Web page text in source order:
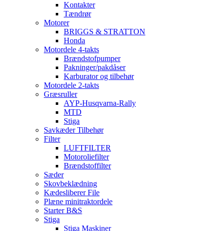
Kontakter
Tændrør
Motorer
BRIGGS & STRATTON
Honda
Motordele 4-takts
Brændstofpumper
Pakninger/pakdåser
Karburator og tilbehør
Motordele 2-takts
Græsruller
AYP-Husqvarna-Rally
MTD
Stiga
Savkæder Tilbehør
Filter
LUFTFILTER
Motoroliefilter
Brændstoffilter
Sæder
Skovbeklædning
Kædesliberer File
Plæne minitraktordele
Starter B&S
Stiga
Stiga Maskiner